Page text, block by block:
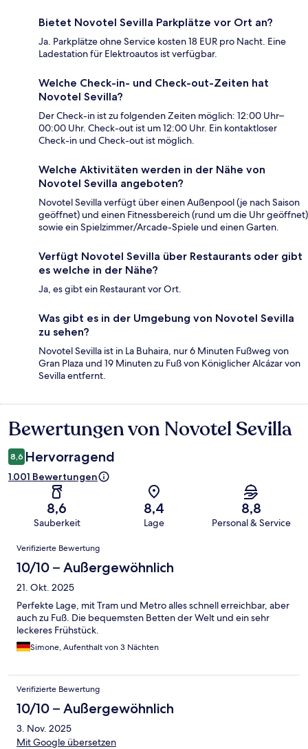
Bietet Novotel Sevilla Parkplätze vor Ort an?
Ja. Parkplätze ohne Service kosten 18 EUR pro Nacht. Eine
Ladestation für Elektroautos ist verfügbar.
Welche Check-in- und Check-out-Zeiten hat
Novotel Sevilla?
Der Check-in ist zu folgenden Zeiten möglich: 12:00 Uhr–
00:00 Uhr. Check-out ist um 12:00 Uhr. Ein kontaktloser
Check-in und Check-out ist möglich.
Welche Aktivitäten werden in der Nähe von
Novotel Sevilla angeboten?
Novotel Sevilla verfügt über einen Außenpool (je nach Saison
geöffnet) und einen Fitnessbereich (rund um die Uhr geöffnet)
sowie ein Spielzimmer/Arcade-Spiele und einen Garten.
Verfügt Novotel Sevilla über Restaurants oder gibt
es welche in der Nähe?
Ja, es gibt ein Restaurant vor Ort.
Was gibt es in der Umgebung von Novotel Sevilla
zu sehen?
Novotel Sevilla ist in La Buhaira, nur 6 Minuten Fußweg von
Gran Plaza und 19 Minuten zu Fuß von Königlicher Alcázar von
Sevilla entfernt.
Bewertungen
Bewertungen von Novotel Sevilla
8,6 Hervorragend
1.001 Bewertungen
8,6
Sauberkeit
8,4
Lage
8,8
Personal & Service
Bewertungen
Verifizierte Bewertung
10/10 – Außergewöhnlich
21. Okt. 2025
Perfekte Lage, mit Tram und Metro alles schnell erreichbar, aber
auch zu Fuß. Die bequemsten Betten der Welt und ein sehr
leckeres Frühstück.
Simone, Aufenthalt von 3 Nächten
Verifizierte Bewertung
10/10 – Außergewöhnlich
3. Nov. 2025
Mit Google übersetzen